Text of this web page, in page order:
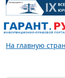
На главную